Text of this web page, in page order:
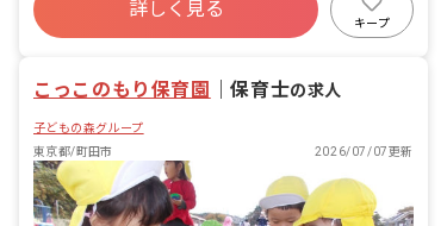
取れることで職員の満足度が高いのも当
法人の特徴の1つです。
い愛情のこもった保育を行ない、保護者
「やさしいこころ」「がまんづよいこ」
い、一人ひとりの個性を大切に伸ばして
福利厚生充実
退職金制度
詳しく見る
キープ
こっこのもり保育園 ｜保育士の求人
子どもの森グループ
東京都/町田市
2026/07/07更新